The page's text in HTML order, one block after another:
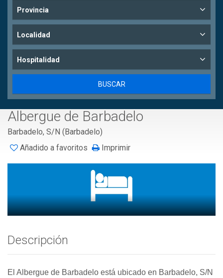
Provincia
Localidad
Hospitalidad
Albergue de Barbadelo
Barbadelo, S/N (Barbadelo)
Añadido a favoritos
Imprimir
Descripción
El Albergue de Barbadelo está ubicado en Barbadelo, S/N